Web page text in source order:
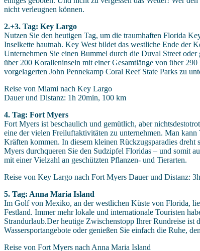
nicht verleugnen können.
2.+3. Tag: Key Largo
Nutzen Sie den heutigen Tag, um die traumhaften Florida
Inselkette hautnah. Key West bildet das westliche Ende der
Unternehmen Sie einen Bummel durch die Duval Street
über 200 Koralleninseln mit einer Gesamtlänge von über
vorgelagerten John Pennekamp Coral Reef State Parks zu
Reise von Miami nach Key Largo
Dauer und Distanz: 1h 20min, 100 km
4. Tag: Fort Myers
Fort Myers ist beschaulich und gemütlich, aber
eine der vielen Freiluftaktivitäten zu unternehmen. Man
Kräften kommen. In diesem kleinen Rückzugsparadies
Myers durchqueren Sie den Sudzipfel Floridas – und somit
mit einer Vielzahl an geschützten Pflanzen- und Tierarten.
Reise von Key Largo nach Fort Myers Dauer und Distanz:
5. Tag: Anna Maria Island
Im Golf von Mexiko, an der westlichen Küste von Florida,
Festland. Immer mehr lokale und internationale Touristen
Strandurlaub.Der heutige Zwischenstopp Ihrer Rundreise
Wassersportangebote oder genießen Sie einfach die Ruhe,
Reise von Fort Myers nach Anna Maria Island